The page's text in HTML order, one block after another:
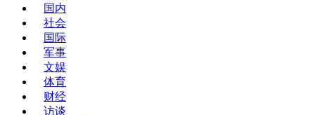
国内
社会
国际
军事
文娱
体育
财经
访谈